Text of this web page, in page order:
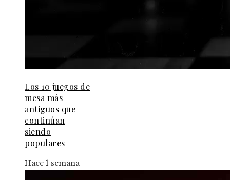
Los 10 juegos de
mesa más
antiguos que
continúan
siendo
populares
Hace 1 semana